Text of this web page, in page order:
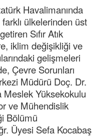
Havalimanında
ülkelerinden üst
Sıfır Atık
iklim değişikliği ve
gelişmeleri
Çevre Sorunları
Müdürü Doç. Dr.
Yüksekokulu
ve Mühendislik
Bölümü
Üyesi Sefa Kocabaş